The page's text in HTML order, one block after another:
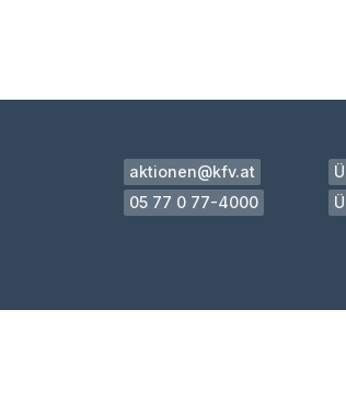
aktionen@kfv.at
05 77 0 77-4000